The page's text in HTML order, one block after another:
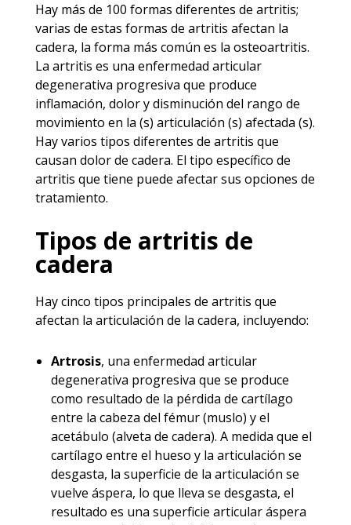
Hay más de 100 formas diferentes de artritis;
varias de estas formas de artritis afectan la
cadera, la forma más común es la osteoartritis.
La artritis es una enfermedad articular
degenerativa progresiva que produce
inflamación, dolor y disminución del rango de
movimiento en la (s) articulación (s) afectada (s).
Hay varios tipos diferentes de artritis que
causan dolor de cadera. El tipo específico de
artritis que tiene puede afectar sus opciones de
tratamiento.
Tipos de artritis de
cadera
Hay cinco tipos principales de artritis que
afectan la articulación de la cadera, incluyendo:
Artrosis, una enfermedad articular
degenerativa progresiva que se produce
como resultado de la pérdida de cartílago
entre la cabeza del fémur (muslo) y el
acetábulo (alveta de cadera). A medida que el
cartílago entre el hueso y la articulación se
desgasta, la superficie de la articulación se
vuelve áspera, lo que lleva se desgasta, el
resultado es una superficie articular áspera